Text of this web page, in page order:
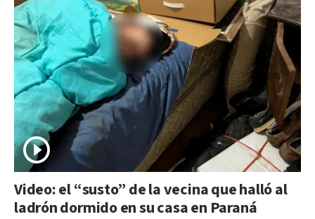
Video: el “susto” de la vecina que halló al
ladrón dormido en su casa en Paraná